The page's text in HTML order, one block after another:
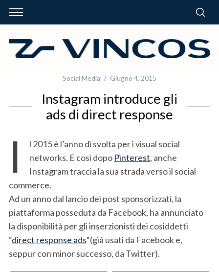
Social Media Giugno 4, 2015
Instagram introduce gli
ads di direct response
I
l 2015 è l’anno di svolta per i visual social
networks. E così dopo Pinterest, anche
Instagram traccia la sua strada verso il social
commerce.
Ad un anno dal lancio dei post sponsorizzati, la
piattaforma posseduta da Facebook, ha annunciato
la disponibilità per gli inserzionisti dei cosiddetti
“direct response ads“(già usati da Facebook e,
seppur con minor successo, da Twitter).